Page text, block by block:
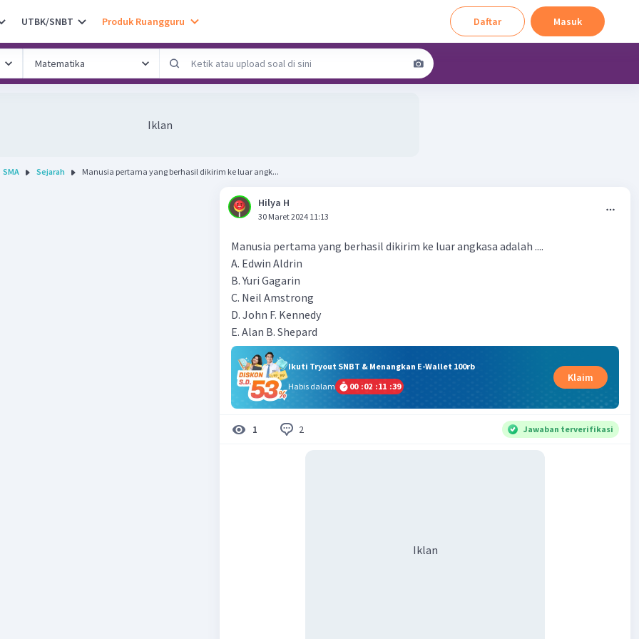
UTBK/SNBT Produk Ruangguru Daftar Masuk
Iklan
SMA Sejarah Manusia pertama yang berhasil dikirim ke luar angk...
Hilya H
30 Maret 2024 11:13
Manusia pertama yang berhasil dikirim ke luar angkasa adalah ....
A. Edwin Aldrin
B. Yuri Gagarin
C. Neil Amstrong
D. John F. Kennedy
E. Alan B. Shepard
Ikuti Tryout SNBT & Menangkan E-Wallet 100rb
Habis dalam
00 :02 :11 :39
Klaim
1 2 Jawaban terverifikasi
Iklan